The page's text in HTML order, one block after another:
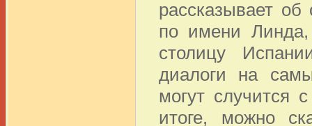
рассказывает
по имени Линда,
столицу
диалоги на
могут случится
итоге, можно